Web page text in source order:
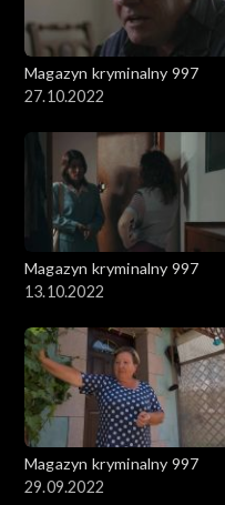
Magazyn kryminalny 997
27.10.2022
Magazyn kryminalny 997
13.10.2022
Magazyn kryminalny 997
29.09.2022